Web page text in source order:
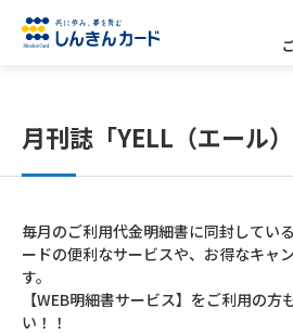
月刊誌「YELL（エール）
毎月のご利用代金明細書に同封してい
ードの便利なサービスや、お得なキャ
す。
【WEB明細書サービス】をご利用の
い！！